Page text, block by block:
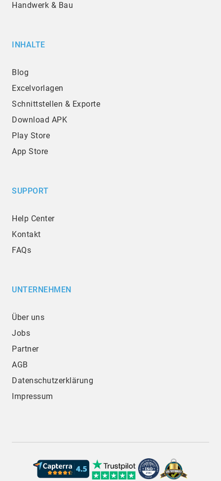
Handwerk & Bau
INHALTE
Blog
Excelvorlagen
Schnittstellen & Exporte
Download APK
Play Store
App Store
SUPPORT
Help Center
Kontakt
FAQs
UNTERNEHMEN
Über uns
Jobs
Partner
AGB
Datenschutzerklärung
Impressum